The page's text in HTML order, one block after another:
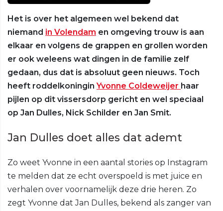
Het is over het algemeen wel bekend dat
niemand in Volendam en omgeving trouw is aan
elkaar en volgens de grappen en grollen worden
er ook weleens wat dingen in de familie zelf
gedaan, dus dat is absoluut geen nieuws. Toch
heeft roddelkoninginYvonne Coldeweijer haar
pijlen op dit vissersdorp gericht en wel speciaal
op Jan Dulles, Nick Schilder en Jan Smit.
Jan Dulles doet alles dat ademt
Zo weet Yvonne in een aantal stories op Instagram
te melden dat ze echt overspoeld is met juice en
verhalen over voornamelijk deze drie heren. Zo
zegt Yvonne dat Jan Dulles, bekend als zanger van